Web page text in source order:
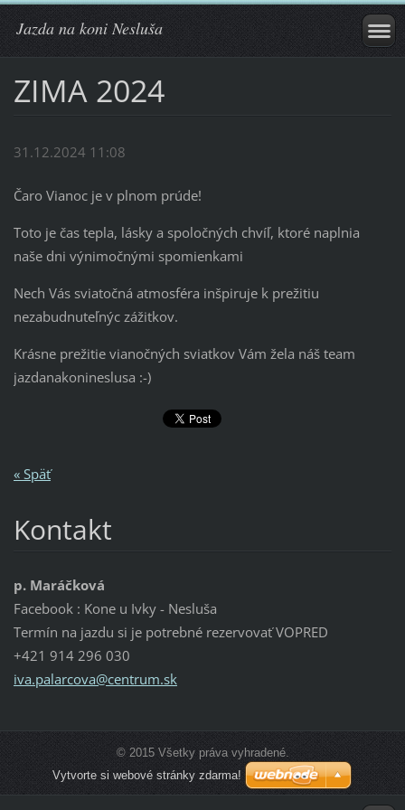
Jazda na koni Nesluša
ZIMA 2024
31.12.2024 11:08
Čaro Vianoc je v plnom prúde!
Toto je čas tepla, lásky a spoločných chvíľ, ktoré naplnia
naše dni výnimočnými spomienkami
Nech Vás sviatočná atmosféra inšpiruje k prežitiu
nezabudnuteľnýc zážitkov.
Krásne prežitie vianočných sviatkov Vám žela náš team
jazdanakonineslusa :-)
« Späť
Kontakt
p. Maráčková
Facebook : Kone u Ivky - Nesluša
Termín na jazdu si je potrebné rezervovať VOPRED
+421 914 296 030
iva.palarcova@centrum.sk
© 2015 Všetky práva vyhradené.
Vytvorte si webové stránky zdarma!